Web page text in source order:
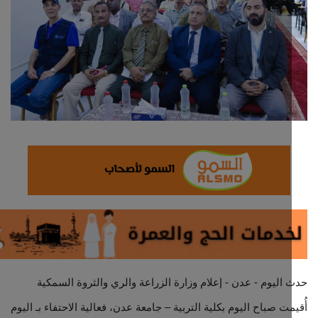
ثقافة وفن
اقتصاد
التقارير والحوارات
العالمية
منصة حرة
تكنولوجيا وسيارات
اليوم - عدن - إعلام وزارة الزراعة والري والثروة السمكية
صباح اليوم بكلية التربية – جامعة عدن، فعالية الاحتفاء بـ اليوم